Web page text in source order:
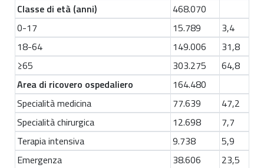
Classe di età (anni)
468.070
0-17
15.789
3,4
18-64
149.006
31,8
≥65
303.275
64,8
Area di ricovero ospedaliero
164.480
Specialità medicina
77.639
47,2
Specialità chirurgica
12.698
7,7
Terapia intensiva
9.738
5,9
Emergenza
38.606
23,5